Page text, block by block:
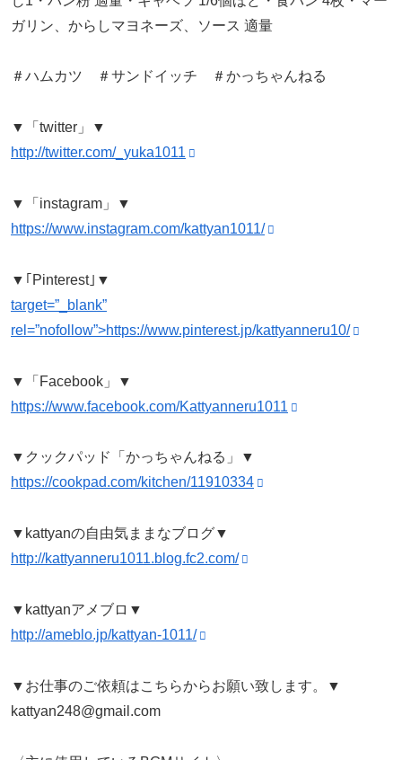
ガリン、からしマヨネーズ、ソース 適量
＃ハムカツ ＃サンドイッチ ＃かっちゃんねる
▼「twitter」▼
http://twitter.com/_yuka1011
▼「instagram」▼
https://www.instagram.com/kattyan1011/
▼｢Pinterest｣▼
target=”_blank”
rel=”nofollow”>https://www.pinterest.jp/kattyanneru10/
▼「Facebook」▼
https://www.facebook.com/Kattyanneru1011
▼クックパッド「かっちゃんねる」▼
https://cookpad.com/kitchen/11910334
▼kattyanの自由気ままなブログ▼
http://kattyanneru1011.blog.fc2.com/
▼kattyanアメブロ▼
http://ameblo.jp/kattyan-1011/
▼お仕事のご依頼はこちらからお願い致します。▼
kattyan248@gmail.com